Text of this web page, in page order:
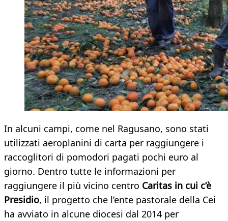
In alcuni campi, come nel Ragusano, sono stati
utilizzati aeroplanini di carta per raggiungere i
raccoglitori di pomodori pagati pochi euro al
giorno. Dentro tutte le informazioni per
raggiungere il più vicino centro Caritas in cui c’è
Presidio, il progetto che l’ente pastorale della Cei
ha avviato in alcune diocesi dal 2014 per